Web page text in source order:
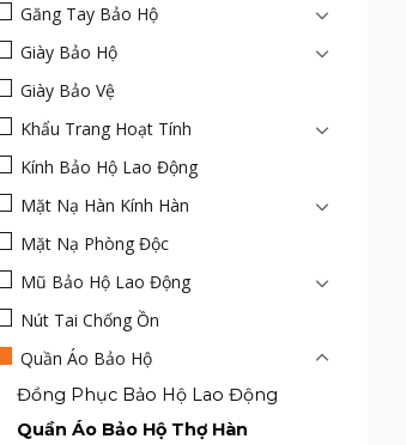
Găng Tay Bảo Hộ
Giày Bảo Hộ
Giày Bảo Vệ
Khẩu Trang Hoạt Tính
Kính Bảo Hộ Lao Động
Mặt Nạ Hàn Kính Hàn
Mặt Nạ Phòng Độc
Mũ Bảo Hộ Lao Động
Nút Tai Chống Ồn
Quần Áo Bảo Hộ
Đồng Phục Bảo Hộ Lao Động
Quần Áo Bảo Hộ Thợ Hàn